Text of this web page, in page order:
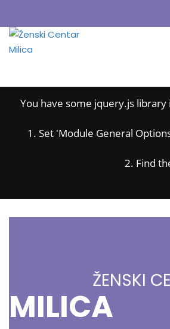
You have some jquery.js
1. Set 'Module General
2. Find
ŽENSKI
MILICA